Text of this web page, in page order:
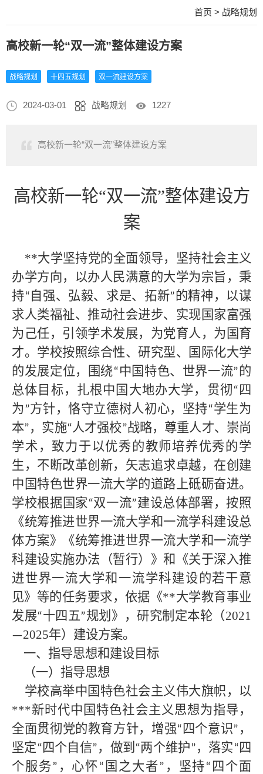
首页 > 战略规划
高校新一轮“双一流”整体建设方案
战略规划 十四五规划 双一流建设方案
2024-03-01 战略规划 1227
高校新一轮“双一流”整体建设方案
高校新一轮“双一流”整体建设方
案
**大学坚持党的全面领导，坚持社会主义
办学方向，以办人民满意的大学为宗旨，秉
持“自强、弘毅、求是、拓新”的精神，以谋
求人类福祉、推动社会进步、实现国家富强
为己任，引领学术发展，为党育人，为国育
才。学校按照综合性、研究型、国际化大学
的发展定位，围绕“中国特色、世界一流”的
总体目标，扎根中国大地办大学，贯彻“ 四
为”方针，恪守立德树人初心，坚持“学生为
本”，实施“人才强校”战略，尊重人才、崇尚
学术，致力于以优秀的教师培养优秀的学
生，不断改革创新，矢志追求卓越，在创建
中国特色世界一流大学的道路上砥砺奋进。
学校根据国家“双一流”建设总体部署，按照
《统筹推进世界一流大学和一流学科建设总
体方案》《统筹推进世界一流大学和一流学
科建设实施办法（暂行）》和《关于深入推
进世界一流大学和一流学科建设的若干意
见》等的任务要求，依据《**大学教育事业
发展“十四五”规划》，研究制定本轮（2021
—2025年）建设方案。
一、指导思想和建设目标
（一）指导思想
学校高举中国特色社会主义伟大旗帜，以
***新时代中国特色社会主义思想为指导，
全面贯彻党的教育方针，增强“ 四个意识” ，
坚定“四个自信”，做到 “两个维护”，落实“四
个服务” ，心怀“ 国之大者” ，坚持“ 四个面